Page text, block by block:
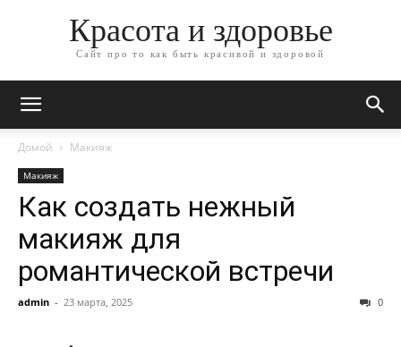
Красота и здоровье
Сайт про то как быть красивой и здоровой
Домой Макияж
Макияж
Как создать нежный
макияж для
романтической встречи
admin - 23 марта, 2025 0